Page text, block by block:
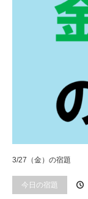
3/27（金）の宿題
今日の宿題